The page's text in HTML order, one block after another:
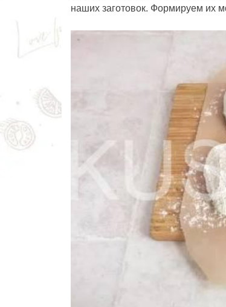
наших заготовок. Формируем их